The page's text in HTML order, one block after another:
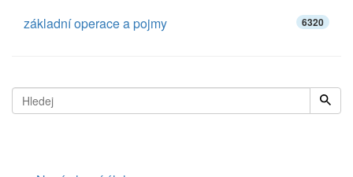
základní operace a pojmy 6320